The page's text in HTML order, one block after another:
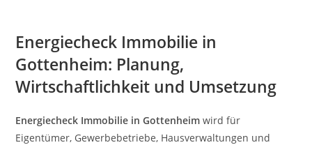
Energiecheck Immobilie in
Gottenheim: Planung,
Wirtschaftlichkeit und Umsetzung
Energiecheck Immobilie in Gottenheim wird für
Eigentümer, Gewerbebetriebe, Hausverwaltungen und